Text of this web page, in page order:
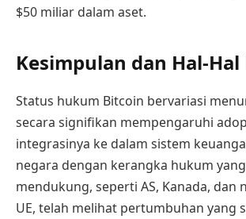
$50 miliar dalam aset.
Kesimpulan dan Hal-
Status hukum Bitcoin bervariasi
secara signifikan mempengaruhi
integrasinya ke dalam sistem
negara dengan kerangka hukum
mendukung, seperti AS, Kanada, dan
UE, telah melihat pertumbuhan yang